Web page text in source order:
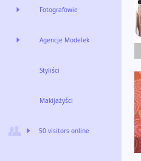
Fotografowie
Agencje Modelek
Styliści
Makijażyści
50 visitors online